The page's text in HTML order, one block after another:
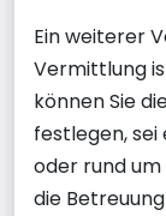
Ein weiterer
Vermittlung
können Sie
festlegen, sei
oder rund um
die